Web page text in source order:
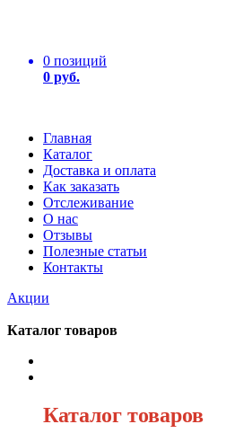
0 позиций
0 руб.
Главная
Каталог
Доставка и оплата
Как заказать
Отслеживание
О нас
Отзывы
Полезные статьи
Контакты
Акции
Каталог товаров
Каталог товаров